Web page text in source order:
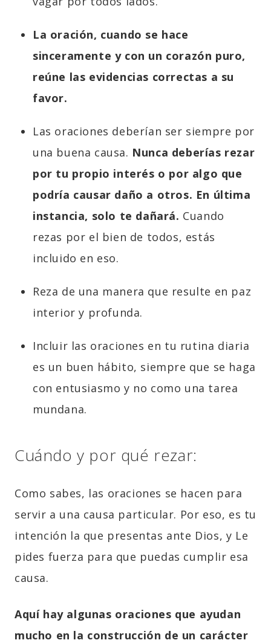
La oración, cuando se hace
sinceramente y con un corazón puro,
reúne las evidencias correctas a su
favor.
Las oraciones deberían ser siempre por
una buena causa. Nunca deberías rezar
por tu propio interés o por algo que
podría causar daño a otros. En última
instancia, solo te dañará. Cuando
rezas por el bien de todos, estás
incluido en eso.
Reza de una manera que resulte en paz
interior y profunda.
Incluir las oraciones en tu rutina diaria
es un buen hábito, siempre que se haga
con entusiasmo y no como una tarea
mundana.
Cuándo y por qué rezar:
Como sabes, las oraciones se hacen para
servir a una causa particular. Por eso, es tu
intención la que presentas ante Dios, y Le
pides fuerza para que puedas cumplir esa
causa.
Aquí hay algunas oraciones que ayudan
mucho en la construcción de un carácter